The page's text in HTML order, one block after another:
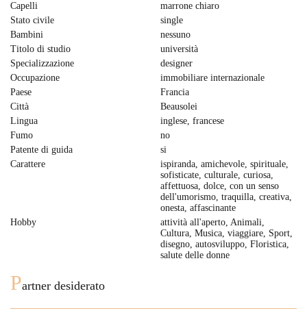
Capelli
marrone chiaro
Stato civile
single
Bambini
nessuno
Titolo di studio
università
Specializzazione
designer
Occupazione
immobiliare internazionale
Paese
Francia
Città
Beausolei
Lingua
inglese, francese
Fumo
no
Patente di guida
si
Carattere
ispiranda, amichevole, spirituale,
sofisticate, culturale, curiosa,
affettuosa, dolce, con un senso
dell'umorismo, traquilla, creativa,
onesta, affascinante
Hobby
attività all'aperto, Animali,
Cultura, Musica, viaggiare, Sport,
disegno, autosviluppo, Floristica,
salute delle donne
Partner desiderato